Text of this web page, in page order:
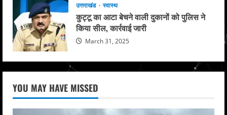
उत्तराखंड स्वास्थ
कुट्टू का आटा बेचने वाली दुकानों को पुलिस ने
किया सील, कार्रवाई जारी
March 31, 2025
YOU MAY HAVE MISSED